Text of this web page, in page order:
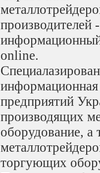
производителей
online.
предприятий
производящих
оборудование, а
торгующих